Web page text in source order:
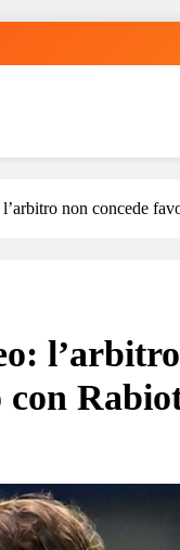
non concede
con